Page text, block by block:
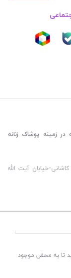
تا به محض موجود
زمینه پوشاک زنانه
تلفن : 03536243291 | آدرس :یزد-اکبر آباد-کوچه 56 کاشانی-خیابان آیت الله
می باشد. | توسعه و کد